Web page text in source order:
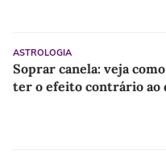
ASTROLOGIA
Soprar canela: veja
ter o efeito contrário ao